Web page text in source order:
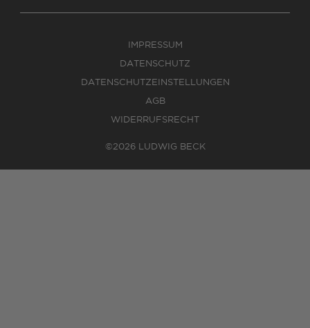
IMPRESSUM
DATENSCHUTZ
DATENSCHUTZEINSTELLUNGEN
AGB
WIDERRUFSRECHT
©2026 LUDWIG BECK